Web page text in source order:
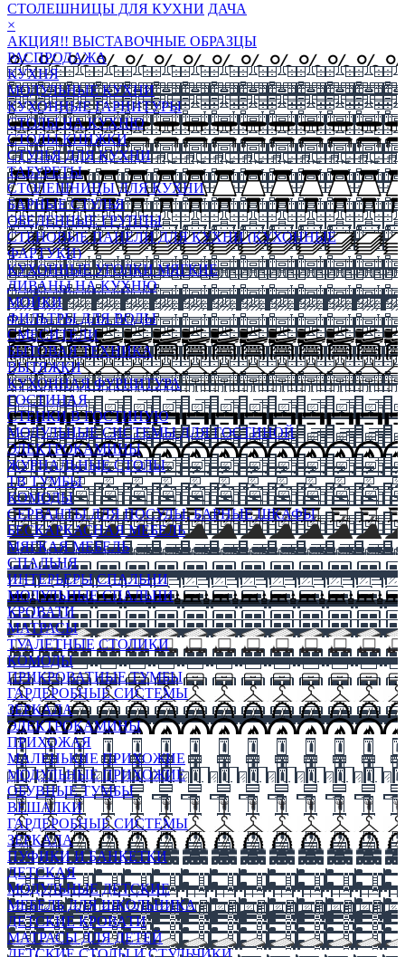
СТОЛЕШНИЦЫ ДЛЯ КУХНИ ДАЧА
×
АКЦИЯ!! ВЫСТАВОЧНЫЕ ОБРАЗЦЫ
РАСПРОДАЖА
КУХНЯ
МОДУЛЬНЫЕ КУХНИ
КУХОННЫЕ ГАРНИТУРЫ
СТОЛЫ НА КУХНЮ
СТОЛЫ КНИЖКИ
СТУЛЬЯ ДЛЯ КУХНИ
ТАБУРЕТЫ
СТОЛЕШНИЦЫ ДЛЯ КУХНИ
БАРНЫЕ СТУЛЬЯ
ОБЕДЕННЫЕ ГРУППЫ
СТЕНОВЫЕ ПАНЕЛИ ДЛЯ КУХНИ (КУХОННЫЕ
ФАРТУКИ)
КУХОННЫЕ УГОЛКИ МЯГКИЕ
ДИВАНЫ НА КУХНЮ
МОЙКИ
ФИЛЬТРЫ ДЛЯ ВОДЫ
СМЕСИТЕЛИ
БЫТОВАЯ ТЕХНИКА
ВЫТЯЖКИ
КУХОННАЯ ФУРНИТУРА
ГОСТИНАЯ
СТЕНКИ В ГОСТИНУЮ
МОДУЛЬНЫЕ СИСТЕМЫ ДЛЯ ГОСТИНОЙ
ЭЛЕКТРОКАМИНЫ
ЖУРНАЛЬНЫЕ СТОЛЫ
ТВ ТУМБЫ
КОМОДЫ
СЕРВАНТЫ ДЛЯ ПОСУДЫ, БАРНЫЕ ШКАФЫ
БЕСКАРКАСНАЯ МЕБЕЛЬ
МЯГКАЯ МЕБЕЛЬ
СПАЛЬНЯ
ИНТЕРЬЕРЫ СПАЛЬНИ
МОДУЛЬНЫЕ СПАЛЬНИ
КРОВАТИ
МАТРАСЫ
ТУАЛЕТНЫЕ СТОЛИКИ
КОМОДЫ
ПРИКРОВАТНЫЕ ТУМБЫ
ГАРДЕРОБНЫЕ СИСТЕМЫ
ЗЕРКАЛА
ЭЛЕКТРОКАМИНЫ
ПРИХОЖАЯ
МАЛЕНЬКИЕ ПРИХОЖИЕ
МОДУЛЬНЫЕ ПРИХОЖИЕ
ОБУВНЫЕ ТУМБЫ
ВЕШАЛКИ
ГАРДЕРОБНЫЕ СИСТЕМЫ
ЗЕРКАЛА
ПУФИКИ И БАНКЕТКИ
ДЕТСКАЯ
МОДУЛЬНЫЕ ДЕТСКИЕ
МЕБЕЛЬ ДЛЯ ШКОЛЬНИКА
ДЕТСКИЕ КРОВАТИ
МАТРАСЫ ДЛЯ ДЕТЕЙ